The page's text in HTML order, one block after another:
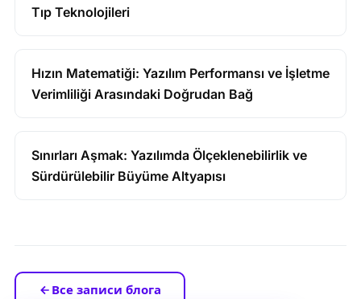
Tıp Teknolojileri
Hızın Matematiği: Yazılım Performansı ve İşletme
Verimliliği Arasındaki Doğrudan Bağ
Sınırları Aşmak: Yazılımda Ölçeklenebilirlik ve
Sürdürülebilir Büyüme Altyapısı
Все записи блога